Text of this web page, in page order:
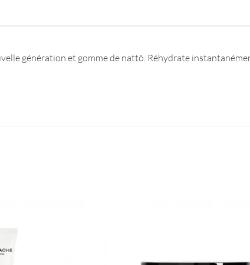
génération et gomme de nattô. Réhydrate